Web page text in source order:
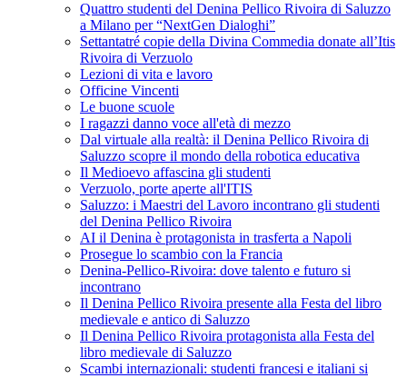
Quattro studenti del Denina Pellico Rivoira di Saluzzo
a Milano per “NextGen Dialoghi”
Settantatré copie della Divina Commedia donate all’Itis
Rivoira di Verzuolo
Lezioni di vita e lavoro
Officine Vincenti
Le buone scuole
I ragazzi danno voce all'età di mezzo
Dal virtuale alla realtà: il Denina Pellico Rivoira di
Saluzzo scopre il mondo della robotica educativa
Il Medioevo affascina gli studenti
Verzuolo, porte aperte all'ITIS
Saluzzo: i Maestri del Lavoro incontrano gli studenti
del Denina Pellico Rivoira
AI il Denina è protagonista in trasferta a Napoli
Prosegue lo scambio con la Francia
Denina-Pellico-Rivoira: dove talento e futuro si
incontrano
Il Denina Pellico Rivoira presente alla Festa del libro
medievale e antico di Saluzzo
Il Denina Pellico Rivoira protagonista alla Festa del
libro medievale di Saluzzo
Scambi internazionali: studenti francesi e italiani si